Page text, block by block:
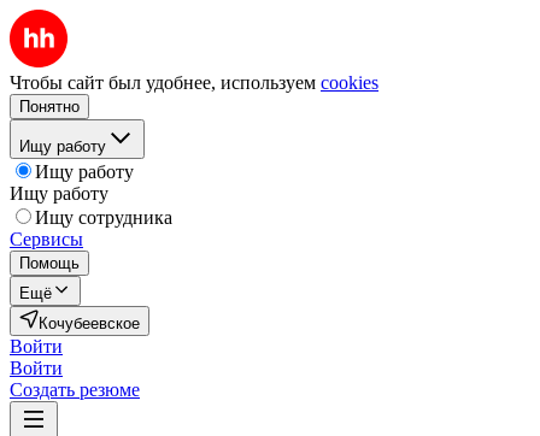
Чтобы сайт был удобнее, используем cookies
Понятно
Ищу работу
Ищу работу
Ищу работу
Ищу сотрудника
Сервисы
Помощь
Ещё
Кочубеевское
Войти
Войти
Создать резюме